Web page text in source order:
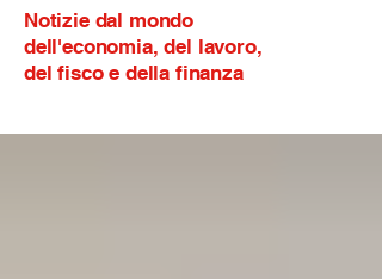
Notizie dal mondo
dell'economia, del lavoro,
del fisco e della finanza